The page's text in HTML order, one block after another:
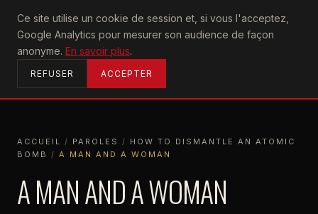
Ce site utilise un cookie de session et, si vous l'acceptez,
Google Analytics pour mesurer son audience de façon
anonyme. En savoir plus.
REFUSER ACCEPTER
U2achtung
ACCUEIL
ACCUEIL
ACCUEIL / PAROLES / HOW TO DISMANTLE AN ATOMIC
BOMB / A MAN AND A WOMAN
A MAN AND A WOMAN